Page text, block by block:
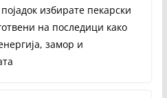
избирате пекарски
на последици како
замор и